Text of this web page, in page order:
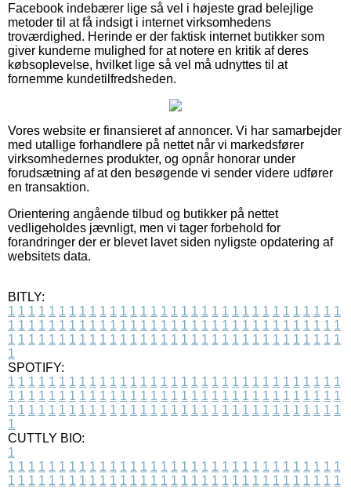
Facebook indebærer lige så vel i højeste grad belejlige
metoder til at få indsigt i internet virksomhedens
troværdighed. Herinde er der faktisk internet butikker som
giver kunderne mulighed for at notere en kritik af deres
købsoplevelse, hvilket lige så vel må udnyttes til at
fornemme kundetilfredsheden.
Vores website er finansieret af annoncer. Vi har samarbejder
med utallige forhandlere på nettet når vi markedsfører
virksomhedernes produkter, og opnår honorar under
forudsætning af at den besøgende vi sender videre udfører
en transaktion.
Orientering angående tilbud og butikker på nettet
vedligeholdes jævnligt, men vi tager forbehold for
forandringer der er blevet lavet siden nyligste opdatering af
websitets data.
BITLY:
1 1 1 1 1 1 1 1 1 1 1 1 1 1 1 1 1 1 1 1 1 1 1 1 1 1 1 1 1 1 1 1 1
1 1 1 1 1 1 1 1 1 1 1 1 1 1 1 1 1 1 1 1 1 1 1 1 1 1 1 1 1 1 1 1 1
1 1 1 1 1 1 1 1 1 1 1 1 1 1 1 1 1 1 1 1 1 1 1 1 1 1 1 1 1 1 1 1 1
1
SPOTIFY:
1 1 1 1 1 1 1 1 1 1 1 1 1 1 1 1 1 1 1 1 1 1 1 1 1 1 1 1 1 1 1 1 1
1 1 1 1 1 1 1 1 1 1 1 1 1 1 1 1 1 1 1 1 1 1 1 1 1 1 1 1 1 1 1 1 1
1 1 1 1 1 1 1 1 1 1 1 1 1 1 1 1 1 1 1 1 1 1 1 1 1 1 1 1 1 1 1 1 1
1
CUTTLY BIO:
1
1 1 1 1 1 1 1 1 1 1 1 1 1 1 1 1 1 1 1 1 1 1 1 1 1 1 1 1 1 1 1 1 1
1 1 1 1 1 1 1 1 1 1 1 1 1 1 1 1 1 1 1 1 1 1 1 1 1 1 1 1 1 1 1 1 1